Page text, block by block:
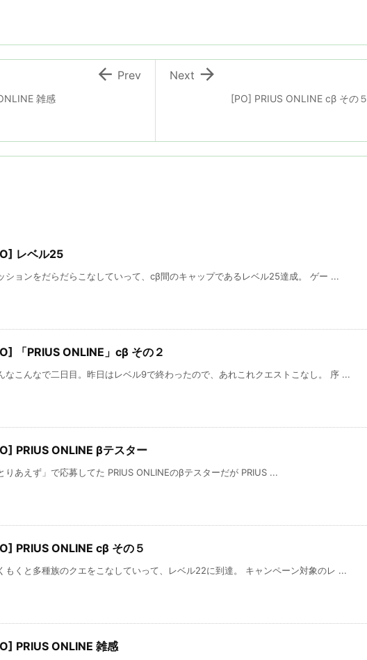
[PO] PRIUS ONLINE cβ その５

Next
雑感
 Prev
レベル25
ションをだらだらこなしていって、cβ間のキャップであるレベル25達成。 ゲー ...
「PRIUS ONLINE」cβ その２
なこんなで二日目。昨日はレベル9で終わったので、あれこれクエストこなし。 序 ...
PRIUS ONLINE βテスター
りあえず」で応募してた PRIUS ONLINEのβテスターだが PRIUS ...
PRIUS ONLINE cβ その５
もくと多種族のクエをこなしていって、レベル22に到達。 キャンペーン対象のレ ...
PRIUS ONLINE 雑感